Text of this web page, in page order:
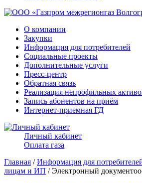
О компании
Закупки
Информация для потребителей
Социальные проекты
Дополнительные услуги
Пресс-центр
Обратная связь
Реализация непрофильных
Запись абонентов на приём
Интернет-приемная ГД
Личный кабинет
Оплата газа
Главная /Информация для
лицам и ИП / Электронный